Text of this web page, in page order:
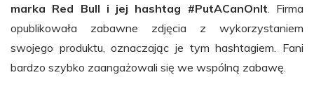
marka Red Bull i jej hashtag #PutACanOnIt . Firma
opublikowała zabawne zdjęcia z wykorzystaniem
swojego produktu, oznaczając je tym hashtagiem. Fani
bardzo szybko zaangażowali się we wspólną zabawę.